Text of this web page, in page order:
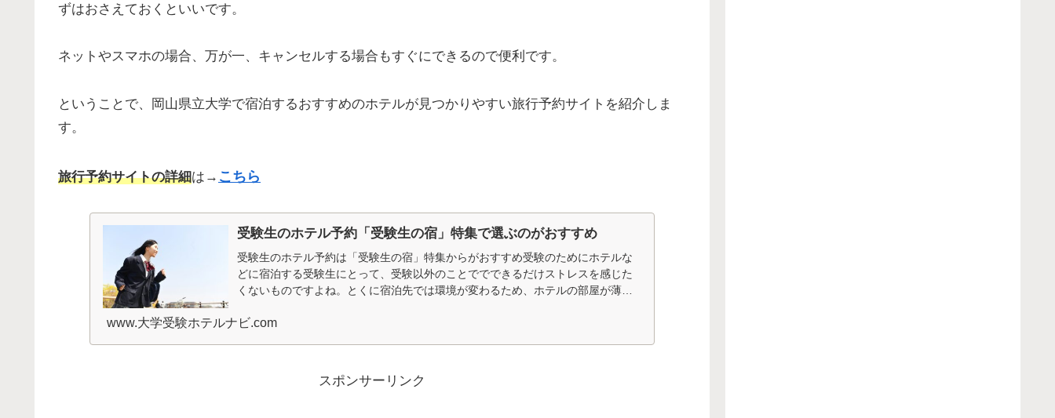
ずはおさえておくといいです。
ネットやスマホの場合、万が一、キャンセルする場合もすぐにできるので便利です。
ということで、岡山県立大学で宿泊するおすすめのホテルが見つかりやすい旅行予約サイトを紹介しま
す。
旅行予約サイトの詳細は→ こちら
受験生のホテル予約「受験生の宿」特集で選ぶのがおすすめ
受験生のホテル予約は「受験生の宿」特集からがおすすめ受験のためにホテルな
どに宿泊する受験生にとって、受験以外のことででできるだけストレスを感じた
くないものですよね。とくに宿泊先では環境が変わるため、ホテルの部屋が薄暗
www.大学受験ホテルナビ.com
スポンサーリンク